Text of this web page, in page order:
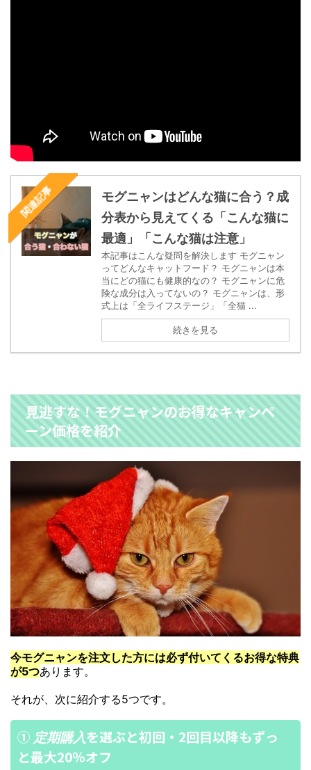
関連記事
モグニャンはどんな猫に合う？成
分表から見えてくる「こんな猫に
最適」「こんな猫は注意」
本記事はこんな疑問を解決します モグニャン
ってどんなキャットフード？ モグニャンは本
当にどの猫にも健康的なの？ モグニャンに危
険な成分は入ってないの？ モグニャンは、形
式上は「全ライフステージ」「全猫 ...
続きを見る
見逃すな！モグニャンのお得なキャンペ
ーン価格を紹介
今モグニャンを注文した方には必ず付いてくるお得な特典
が5つあります。
それが、次に紹介する5つです。
➀ 定期購入を選ぶと初回・2回目以降もずっ
と最大20％オフ